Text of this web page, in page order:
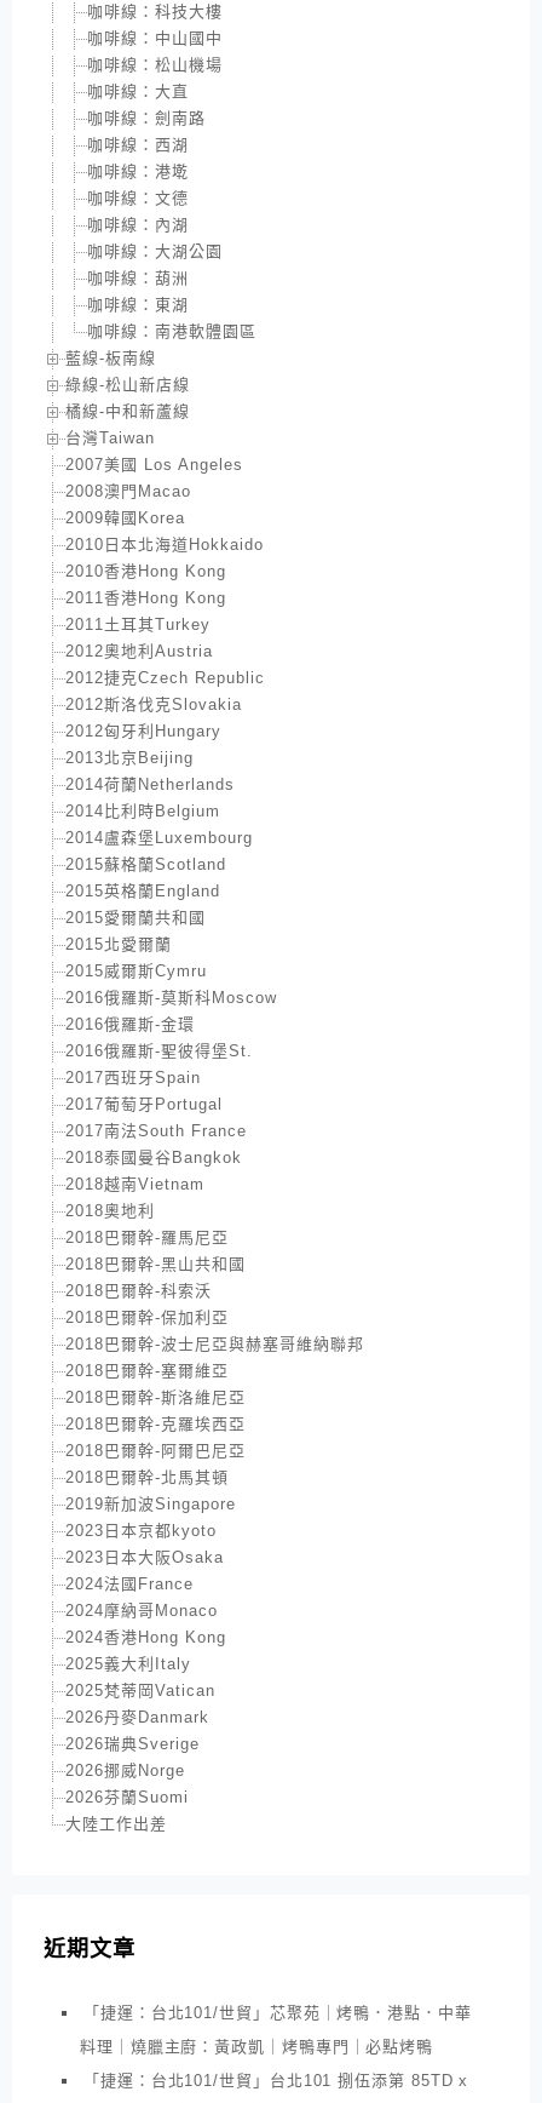
咖啡線：科技大樓
咖啡線：中山國中
咖啡線：松山機場
咖啡線：大直
咖啡線：劍南路
咖啡線：西湖
咖啡線：港墘
咖啡線：文德
咖啡線：內湖
咖啡線：大湖公園
咖啡線：葫洲
咖啡線：東湖
咖啡線：南港軟體園區
藍線-板南線
綠線-松山新店線
橘線-中和新蘆線
台灣Taiwan
2007美國 Los Angeles
2008澳門Macao
2009韓國Korea
2010日本北海道Hokkaido
2010香港Hong Kong
2011香港Hong Kong
2011土耳其Turkey
2012奧地利Austria
2012捷克Czech Republic
2012斯洛伐克Slovakia
2012匈牙利Hungary
2013北京Beijing
2014荷蘭Netherlands
2014比利時Belgium
2014盧森堡Luxembourg
2015蘇格蘭Scotland
2015英格蘭England
2015愛爾蘭共和國
2015北愛爾蘭
2015威爾斯Cymru
2016俄羅斯-莫斯科Moscow
2016俄羅斯-金環
2016俄羅斯-聖彼得堡St.
2017西班牙Spain
2017葡萄牙Portugal
2017南法South France
2018泰國曼谷Bangkok
2018越南Vietnam
2018奧地利
2018巴爾幹-羅馬尼亞
2018巴爾幹-黑山共和國
2018巴爾幹-科索沃
2018巴爾幹-保加利亞
2018巴爾幹-波士尼亞與赫塞哥維納聯邦
2018巴爾幹-塞爾維亞
2018巴爾幹-斯洛維尼亞
2018巴爾幹-克羅埃西亞
2018巴爾幹-阿爾巴尼亞
2018巴爾幹-北馬其頓
2019新加波Singapore
2023日本京都kyoto
2023日本大阪Osaka
2024法國France
2024摩納哥Monaco
2024香港Hong Kong
2025義大利Italy
2025梵蒂岡Vatican
2026丹麥Danmark
2026瑞典Sverige
2026挪威Norge
2026芬蘭Suomi
大陸工作出差
近期文章
「捷運：台北101/世貿」芯聚苑｜烤鴨．港點．中華
料理｜燒臘主廚：黃政凱｜烤鴨專門｜必點烤鴨
「捷運：台北101/世貿」台北101 捌伍添第 85TD x